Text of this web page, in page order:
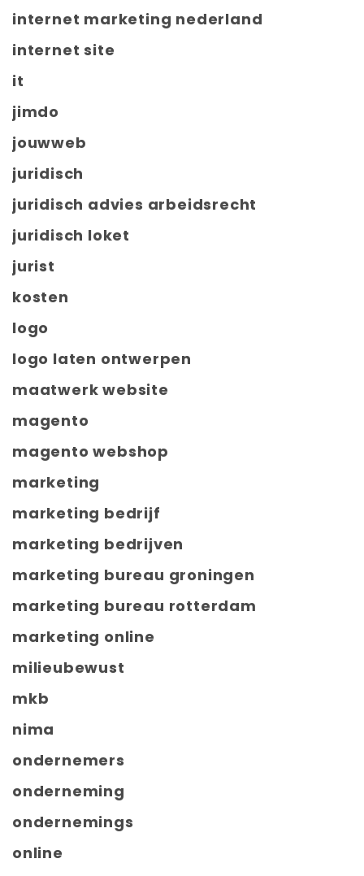
internet marketing nederland
internet site
it
jimdo
jouwweb
juridisch
juridisch advies arbeidsrecht
juridisch loket
jurist
kosten
logo
logo laten ontwerpen
maatwerk website
magento
magento webshop
marketing
marketing bedrijf
marketing bedrijven
marketing bureau groningen
marketing bureau rotterdam
marketing online
milieubewust
mkb
nima
ondernemers
onderneming
ondernemings
online